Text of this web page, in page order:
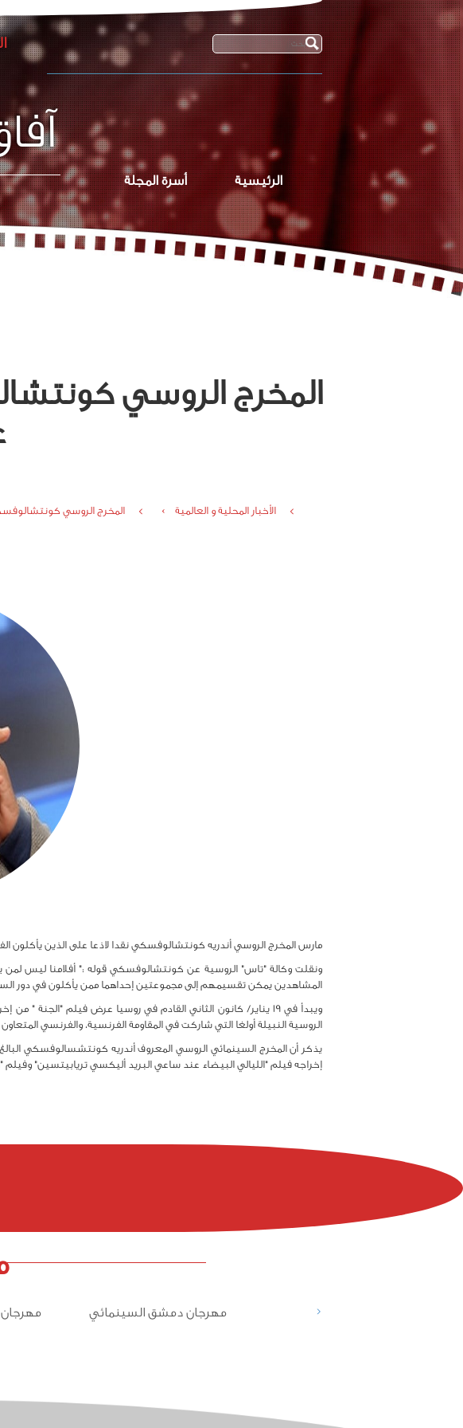
الرئيسية أسرة المجلة
المخرج الروسي
الأخبار المحلية و العالمية › المخرج الروسي
مارس المخرج الروسي أندريه كونتشالوفسكي نقدا لاذعا على الذين يأكلون
ونقلت وكالة "تاس" الروسية عن كونتشالوفسكي قوله :" أفلامنا ليس
المشاهدين يمكن تقسيمهم إلى مجموعتين إحداهما ممن يأكلون في دور
ويبدأ في 19 يناير/ كانون الثاني القادم في روسيا عرض فيلم
الروسية النبيلة أولغا التي شاركت في المقاومة الفرنسية، والفرنسي
إخراجه فيلم "الليالي البيضاء عند ساعي البريد أليكسي تريابيتسين" وفيلم
< مهرجان دمشق السينمائي مهرجان